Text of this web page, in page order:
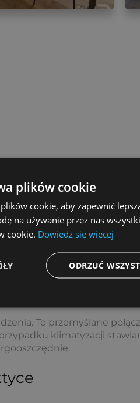
i nowoczesne
To przemyślane
klimatyzacji
plików cookie
cookie, aby zapewnić
na używanie przez nas
cookie. Dowiedz się więcej
ODRZUĆ